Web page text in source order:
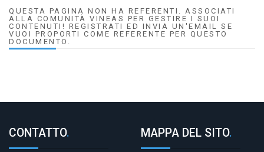
QUESTA PAGINA NON HA REFERENTI. ASSOCIATI
ALLA COMUNITÀ VINEAS PER GESTIRE I SUOI
CONTENUTI! REGISTRATI ED INVIA UN'EMAIL SE
VUOI PROPORTI COME REFERENTE PER QUESTO
DOCUMENTO.
CONTATTO. MAPPA DEL SITO.